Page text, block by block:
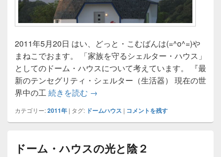
2011年5月20日 はい、どっと・こむばんは(=^o^=)や
まねこでおます。 「家族を守るシェルター・ハウス」
としてのドーム・ハウスについて考えています。 『最
新のテンセグリティ・シェルター（生活器） 現在の世
界中の工続きを読む ドーム・ハウスの光と陰３
→
カテゴリー:2011年 | タグ: ドームハウス | コメントを残す
ドーム・ハウスの光と陰２